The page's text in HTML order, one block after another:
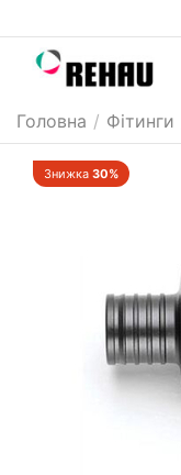
Головна / Фітинги
Знижка 30%